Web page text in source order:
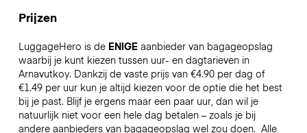
Prijzen
LuggageHero is de ENIGEaanbieder van bagageopslag
waarbij je kunt kiezen tussen uur- en dagtarieven in
Arnavutkoy. Dankzij de vaste prijs van €4.90 per dag of
€1.49 per uur kun je altijd kiezen voor de optie die het best
bij je past. Blijf je ergens maar een paar uur, dan wil je
natuurlijk niet voor een hele dag betalen – zoals je bij
andere aanbieders van bagageopslag wel zou doen. Alle